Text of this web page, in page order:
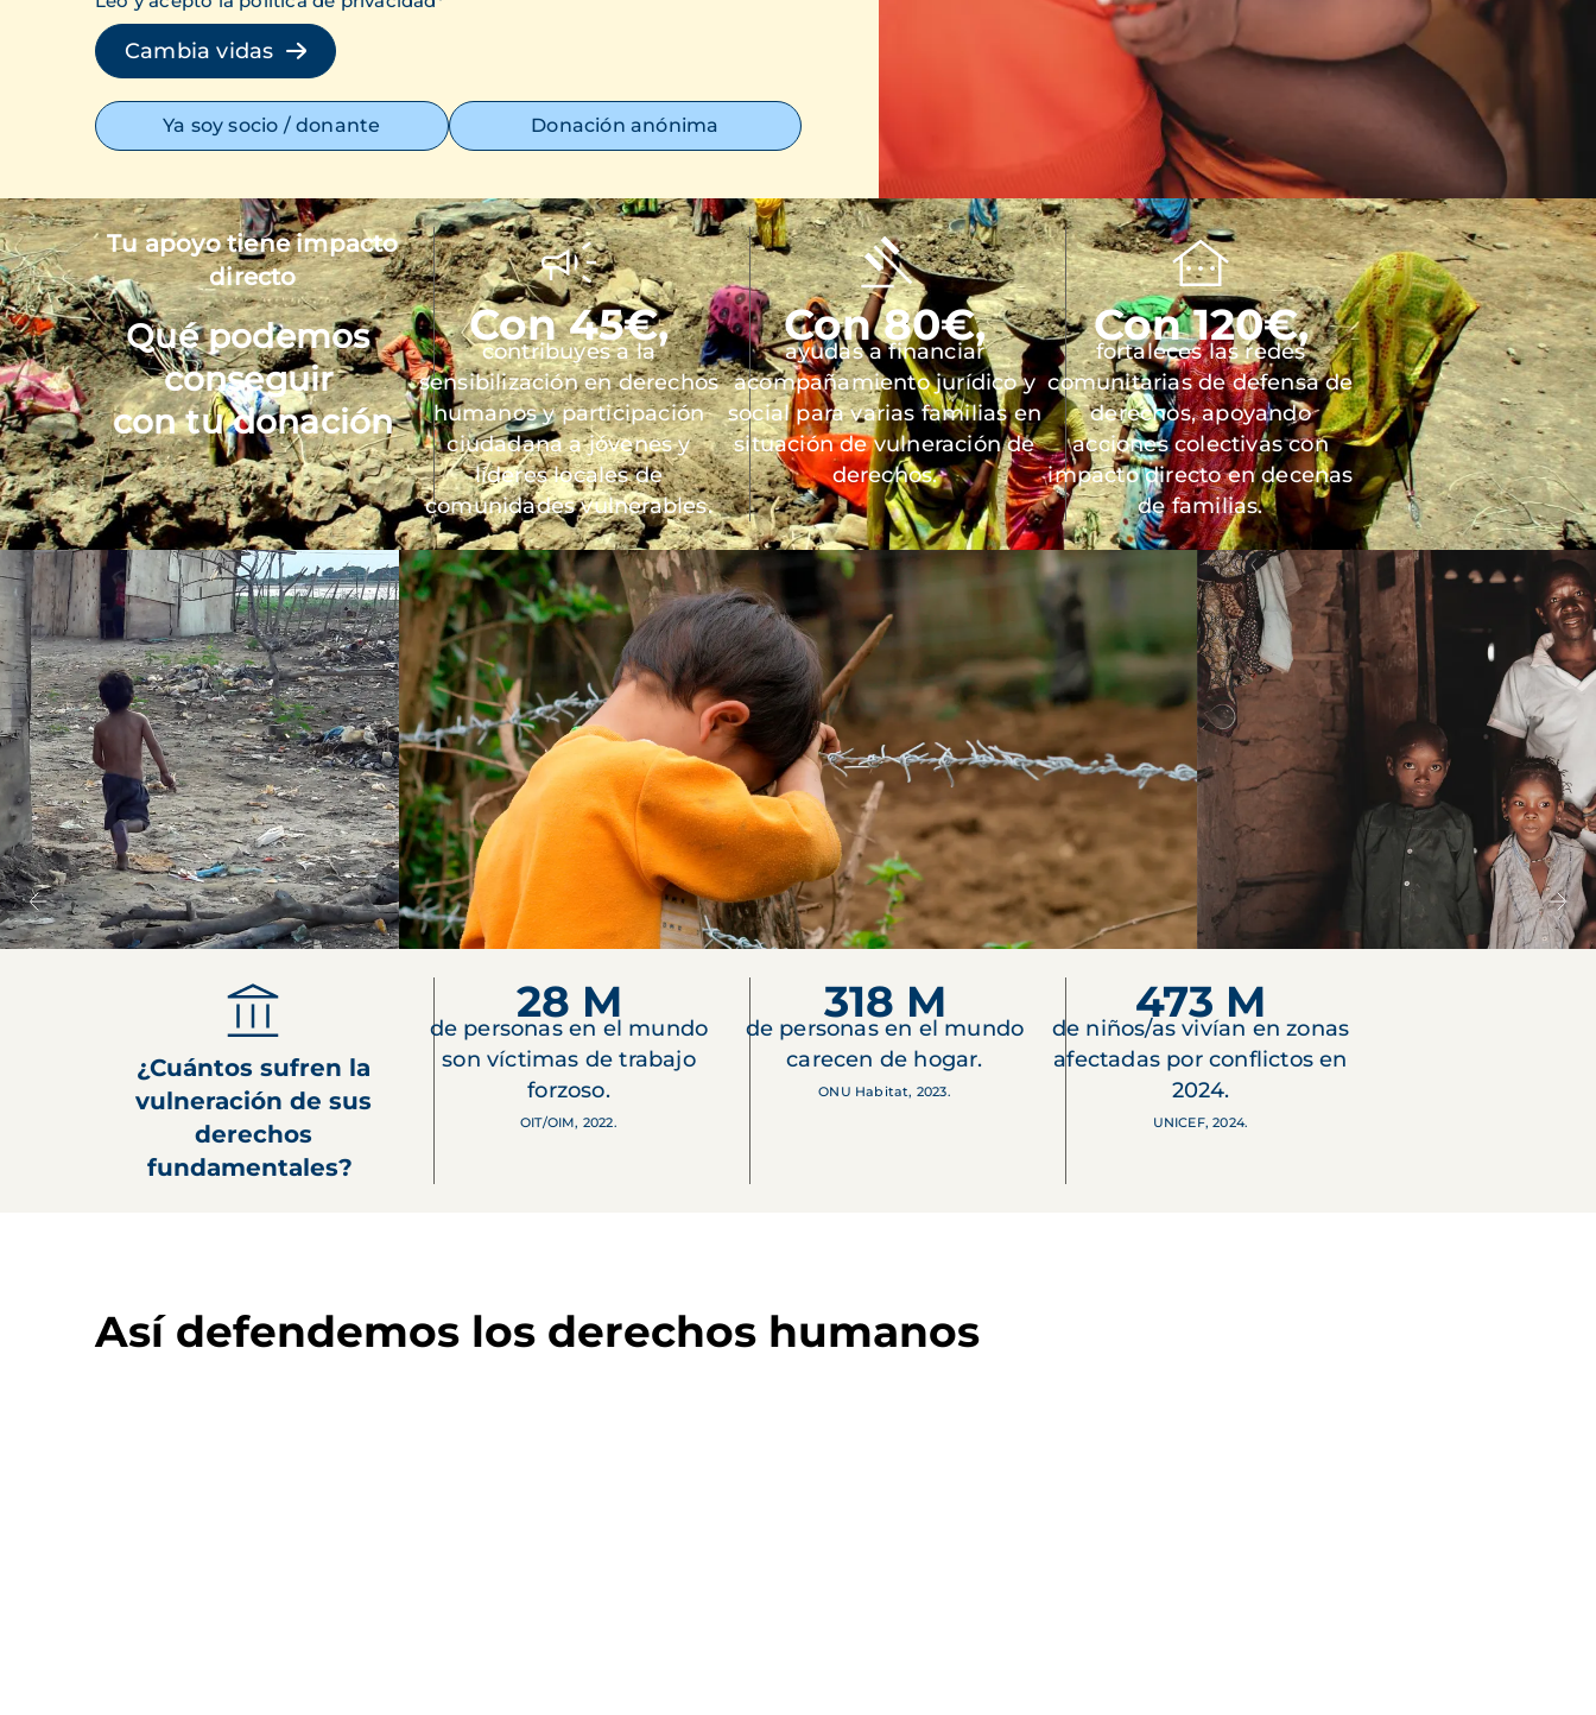
Cambia vidas
Ya soy socio / donante Donación anónima
Imagen
Tu apoyo tiene impacto
directo
Qué podemos
conseguir
con tu donación
Con 45€,
contribuyes a la
sensibilización en derechos
humanos y participación
ciudadana a jóvenes y
líderes locales de
comunidades vulnerables.
Con 80€,
ayudas a financiar
acompañamiento jurídico y
social para varias familias en
situación de vulneración de
derechos.
Con 120€,
fortaleces las redes
comunitarias de defensa de
derechos, apoyando
acciones colectivas con
impacto directo en decenas
de familias.
¿Cuántos sufren la
vulneración de sus
derechos
fundamentales?
28 M
de personas en el mundo
son víctimas de trabajo
forzoso.
OIT/OIM, 2022.
318 M
de personas en el mundo
carecen de hogar.
ONU Habitat, 2023.
473 M
de niños/as vivían en zonas
afectadas por conflictos en
2024.
UNICEF, 2024.
Así defendemos los derechos humanos